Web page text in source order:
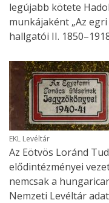
legújabb kötete
munkájaként „Az
hallgatói II.
EKL Levéltár
Az Eötvös Loránd
elődintézményei
nemcsak a
Nemzeti Levéltár